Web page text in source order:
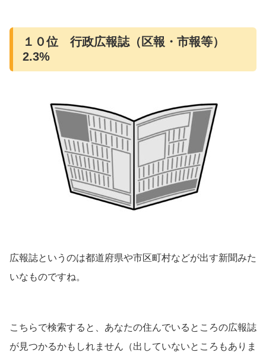
１０位 行政広報誌（区報・市報等）
2.3%
広報誌というのは都道府県や市区町村などが出す新聞みた
いなものですね。
こちらで検索すると、あなたの住んでいるところの広報誌
が見つかるかもしれません（出していないところもありま